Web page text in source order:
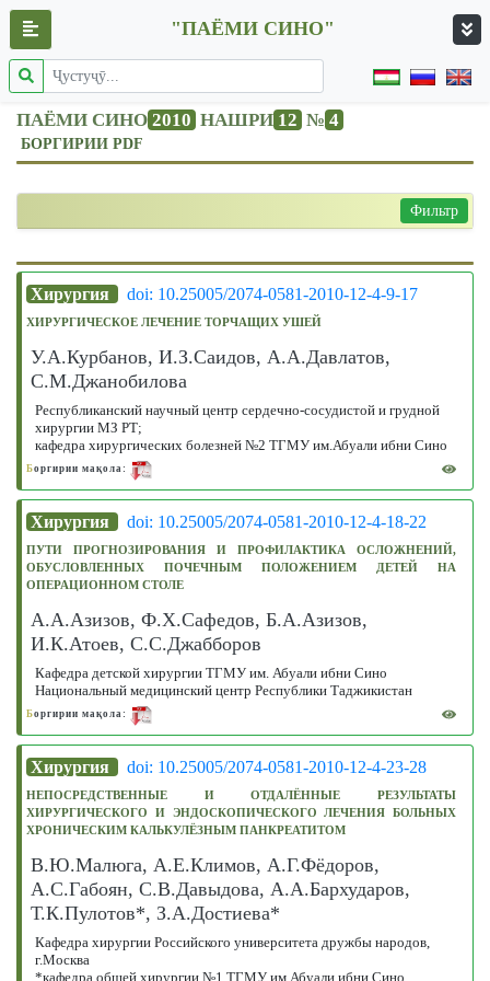
"ПАЁМИ СИНО"
ПАЁМИ СИНО 2010 НАШРИ 12 № 4
БОРГИРИИ PDF
Фильтр
Хирургия doi: 10.25005/2074-0581-2010-12-4-9-17
ХИРУРГИЧЕСКОЕ ЛЕЧЕНИЕ ТОРЧАЩИХ УШЕЙ
У.А.Курбанов, И.З.Саидов, А.А.Давлатов,
С.М.Джанобилова
Республиканский научный центр сердечно-сосудистой и грудной
хирургии МЗ РТ;
кафедра хирургических болезней №2 ТГМУ им.Абуали ибни Сино
Боргирии мақола:
Хирургия doi: 10.25005/2074-0581-2010-12-4-18-22
ПУТИ ПРОГНОЗИРОВАНИЯ И ПРОФИЛАКТИКА ОСЛОЖНЕНИЙ,
ОБУСЛОВЛЕННЫХ ПОЧЕЧНЫМ ПОЛОЖЕНИЕМ ДЕТЕЙ НА
ОПЕРАЦИОННОМ СТОЛЕ
А.А.Азизов, Ф.Х.Сафедов, Б.А.Азизов,
И.К.Атоев, С.C.Джабборов
Кафедра детской хирургии ТГМУ им. Абуали ибни Сино
Национальный медицинский центр Республики Таджикистан
Боргирии мақола:
Хирургия doi: 10.25005/2074-0581-2010-12-4-23-28
НЕПОСРЕДСТВЕННЫЕ И ОТДАЛЁННЫЕ РЕЗУЛЬТАТЫ
ХИРУРГИЧЕСКОГО И ЭНДОСКОПИЧЕСКОГО ЛЕЧЕНИЯ БОЛЬНЫХ
ХРОНИЧЕСКИМ КАЛЬКУЛЁЗНЫМ ПАНКРЕАТИТОМ
В.Ю.Малюга, А.Е.Климов, А.Г.Фёдоров,
А.С.Габоян, С.В.Давыдова, А.А.Бархударов,
Т.К.Пулотов*, З.А.Достиева*
Кафедра хирургии Российского университета дружбы народов,
г.Москва
*кафедра общей хирургии №1 ТГМУ им.Абуали ибни Сино